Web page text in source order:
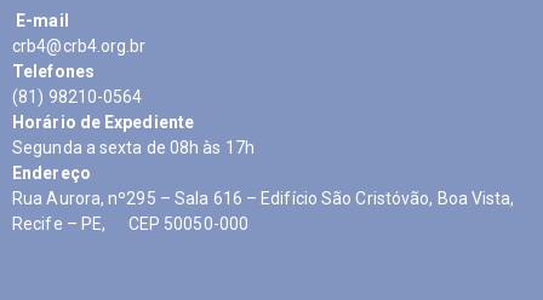
E-mail
crb4@crb4.org.br
Telefones
(81) 98210-0564
Horário de Expediente
Segunda a sexta de 08h às 17h
Endereço
Rua Aurora, nº295 – Sala 616 – Edifício São Cristóvão, Boa Vista,
Recife – PE, CEP 50050-000